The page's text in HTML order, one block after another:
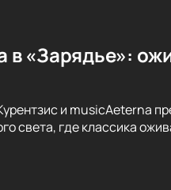
«Зарядье»:
и musicAeterna
света, где классика